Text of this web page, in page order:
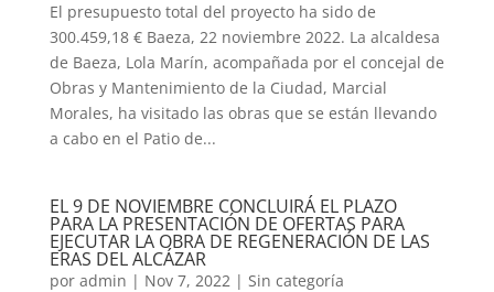
El presupuesto total del proyecto ha sido de
300.459,18 € Baeza, 22 noviembre 2022. La alcaldesa
de Baeza, Lola Marín, acompañada por el concejal de
Obras y Mantenimiento de la Ciudad, Marcial
Morales, ha visitado las obras que se están llevando
a cabo en el Patio de...
EL 9 DE NOVIEMBRE CONCLUIRÁ EL PLAZO
PARA LA PRESENTACIÓN DE OFERTAS PARA
EJECUTAR LA OBRA DE REGENERACIÓN DE LAS
ERAS DEL ALCÁZAR
por admin | Nov 7, 2022| Sin categoría